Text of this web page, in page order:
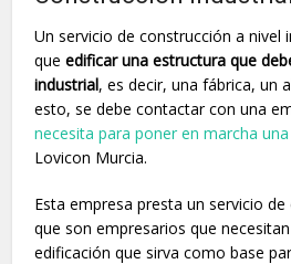
Un servicio de construcción a nivel
queedificar una estructura que
industrial, es decir, una fábrica, un
esto, se debe contactar con una
necesita para poner en marcha
Lovicon Murcia.
Esta empresa presta un servicio
que son empresarios que
edificación que sirva como base